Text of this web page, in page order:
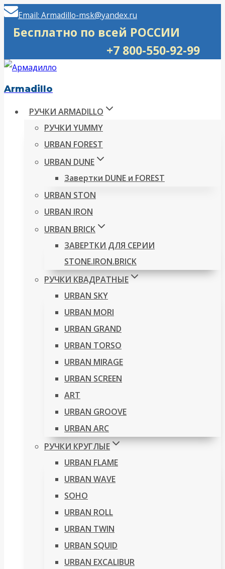
Перейти
Email: Armadillo-msk@yandex.ru
Бесплатно по всей РОССИИ
+7 800-550-92-99
Armadillo
РУЧКИ ARMADILLO
РУЧКИ YUMMY
URBAN FOREST
URBAN DUNE
Завертки DUNE и FOREST
URBAN STON
URBAN IRON
URBAN BRICK
ЗАВЕРТКИ ДЛЯ СЕРИИ
STONE.IRON.BRICK
РУЧКИ КВАДРАТНЫЕ
URBAN SKY
URBAN MORI
URBAN GRAND
URBAN TORSO
URBAN MIRAGE
URBAN SCREEN
ART
URBAN GROOVE
URBAN ARC
РУЧКИ КРУГЛЫЕ
URBAN FLAME
URBAN WAVE
SOHO
URBAN ROLL
URBAN TWIN
URBAN SQUID
URBAN EXCALIBUR